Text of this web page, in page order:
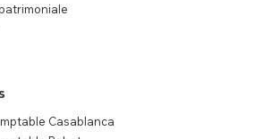
Casablanca